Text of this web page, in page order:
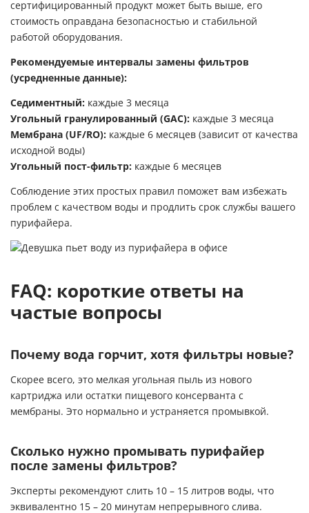
сертифицированный продукт может быть выше, его
стоимость оправдана безопасностью и стабильной
работой оборудования.
Рекомендуемые интервалы замены фильтров
(усредненные данные):
Седиментный: каждые 3 месяца
Угольный гранулированный (GAC): каждые 3 месяца
Мембрана (UF/RO): каждые 6 месяцев (зависит от качества
исходной воды)
Угольный пост-фильтр: каждые 6 месяцев
Соблюдение этих простых правил поможет вам избежать
проблем с качеством воды и продлить срок службы вашего
пурифайера.
FAQ: короткие ответы на
частые вопросы
Почему вода горчит, хотя фильтры новые?
Скорее всего, это мелкая угольная пыль из нового
картриджа или остатки пищевого консерванта с
мембраны. Это нормально и устраняется промывкой.
Сколько нужно промывать пурифайер
после замены фильтров?
Эксперты рекомендуют слить 10 – 15 литров воды, что
эквивалентно 15 – 20 минутам непрерывного слива.